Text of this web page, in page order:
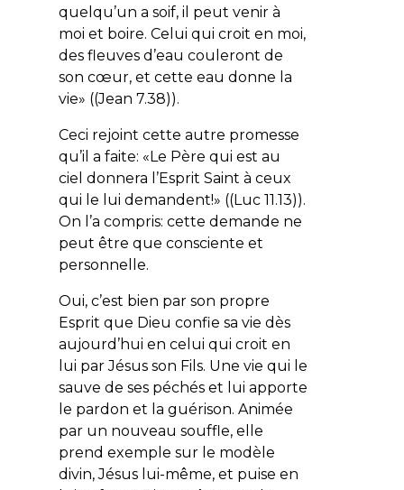
quelqu’un a soif, il peut venir à
moi et boire. Celui qui croit en moi,
des fleuves d’eau couleront de
son cœur, et cette eau donne la
vie» ((Jean 7.38)).
Ceci rejoint cette autre promesse
qu’il a faite: «Le Père qui est au
ciel donnera l’Esprit Saint à ceux
qui le lui demandent!» ((Luc 11.13)).
On l’a compris: cette demande ne
peut être que consciente et
personnelle.
Oui, c’est bien par son propre
Esprit que Dieu confie sa vie dès
aujourd’hui en celui qui croit en
lui par Jésus son Fils. Une vie qui le
sauve de ses péchés et lui apporte
le pardon et la guérison. Animée
par un nouveau souffle, elle
prend exemple sur le modèle
divin, Jésus lui-même, et puise en